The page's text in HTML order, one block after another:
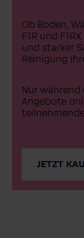
Ob Boden,
F1R und
und starker
Reinigung
Nur während
Angebote
JETZT